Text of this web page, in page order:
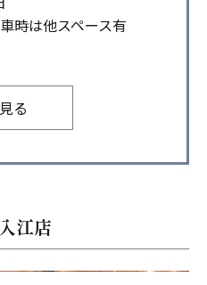
時は他スペース有
る
江店